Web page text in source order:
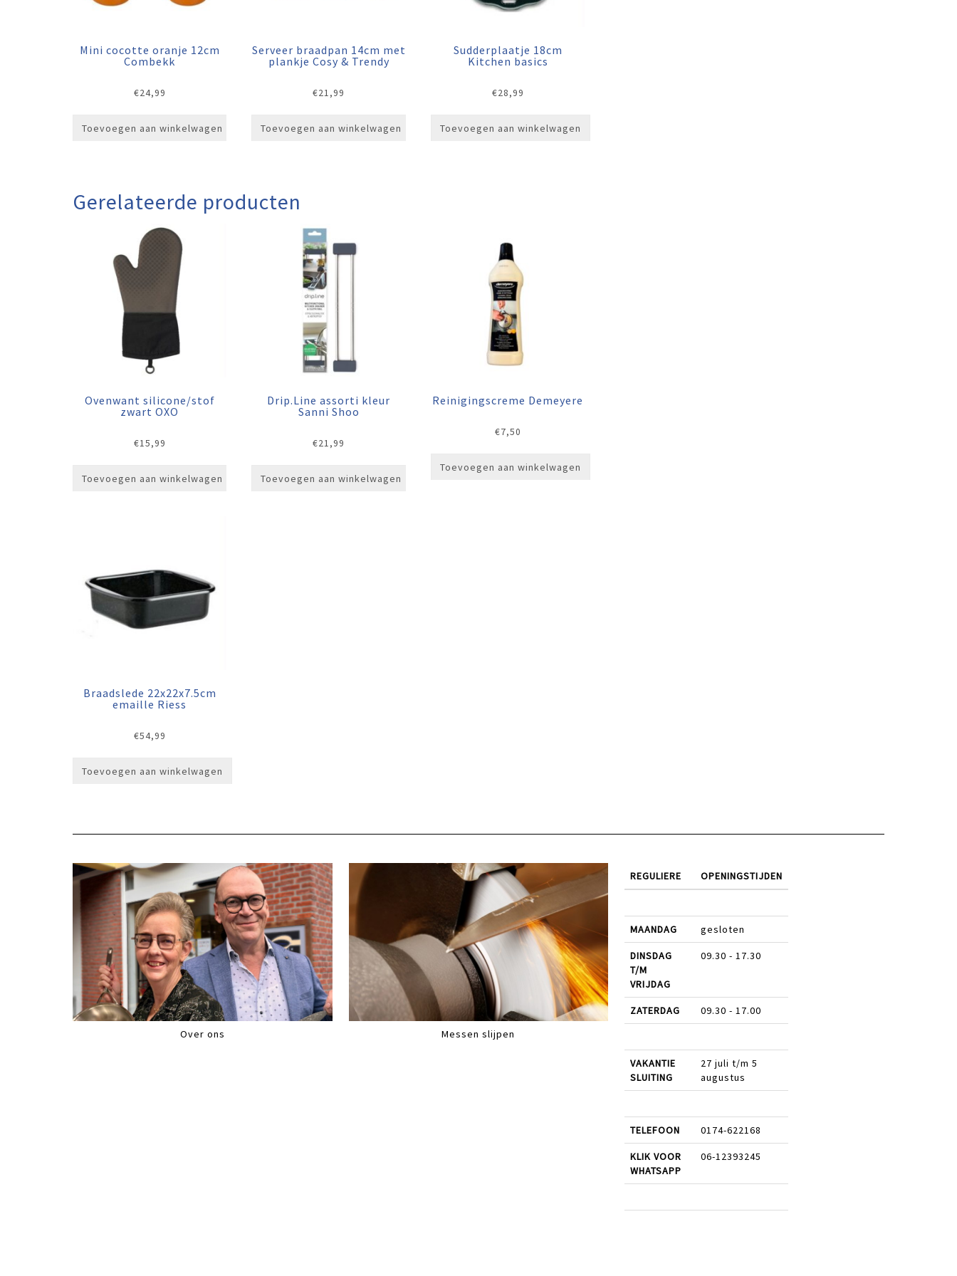
Mini cocotte oranje 12cm
Combekk
€24,99
Toevoegen aan winkelwagen
Serveer braadpan 14cm met
plankje Cosy & Trendy
€21,99
Toevoegen aan winkelwagen
Sudderplaatje 18cm
Kitchen basics
€28,99
Toevoegen aan winkelwagen
Gerelateerde producten
Ovenwant silicone/stof
zwart OXO
€15,99
Toevoegen aan winkelwagen
Drip.Line assorti kleur
Sanni Shoo
€21,99
Toevoegen aan winkelwagen
Reinigingscreme Demeyere
€7,50
Toevoegen aan winkelwagen
Braadslede 22x22x7.5cm
emaille Riess
€54,99
Toevoegen aan winkelwagen
Over ons Messen slijpen
REGULIERE OPENINGSTIJDEN
MAANDAG gesloten
DINSDAG
T/M
VRIJDAG
09.30 - 17.30
ZATERDAG 09.30 - 17.00
VAKANTIE
SLUITING
27 juli t/m 5
augustus
TELEFOON 0174-622168
KLIK VOOR
WHATSAPP
06-12393245